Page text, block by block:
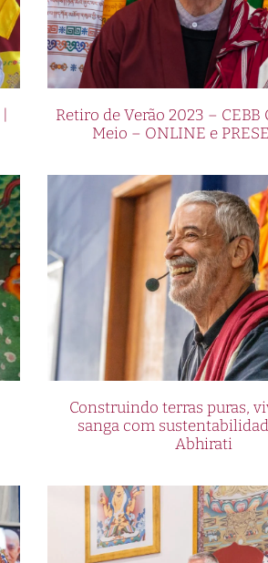
Retiro de Verão 2023 –
Meio – ONLINE e
Construindo terras puras,
sanga com
Abhirati